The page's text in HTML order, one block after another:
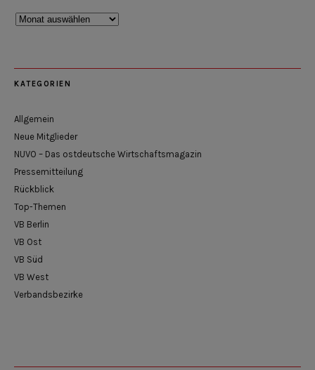
Rückblick
KATEGORIEN
Allgemein
Neue Mitglieder
NUVO – Das ostdeutsche Wirtschaftsmagazin
Pressemitteilung
Rückblick
Top-Themen
VB Berlin
VB Ost
VB Süd
VB West
Verbandsbezirke